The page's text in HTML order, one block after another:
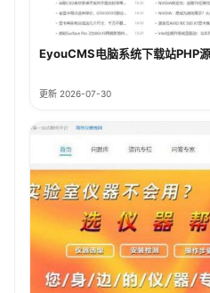
EyouCMS电脑系统下载站PHP
更新 2026-07-30